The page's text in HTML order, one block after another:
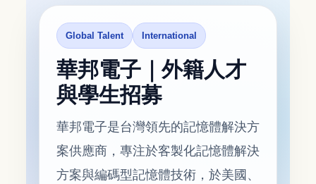
Global Talent International
華邦電子｜外籍人才
與學生招募
華邦電子是台灣領先的記憶體解決方
案供應商，專注於客製化記憶體解決
方案與編碼型記憶體技術，於美國、